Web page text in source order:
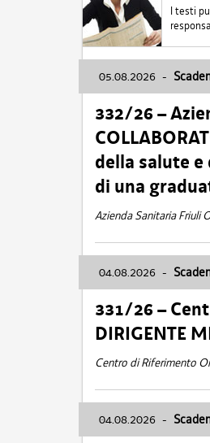
I testi
05.08.2026 -
332/26 –
della salute e
di una
Azienda Sanitaria Friuli
04.08.2026 -
331/26 –
DIRIGENTE
Centro di Riferimento
04.08.2026 -